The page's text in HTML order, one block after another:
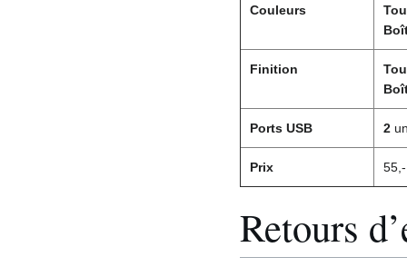
Couleurs
Finition
Ports USB 2
Prix
Retours